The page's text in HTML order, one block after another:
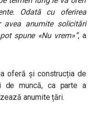
Odată cu oferirea
avea anumite solicitări
spune «Nu vrem»”, a
oferă și construcția de
de muncă, ca parte a
anumite țări.